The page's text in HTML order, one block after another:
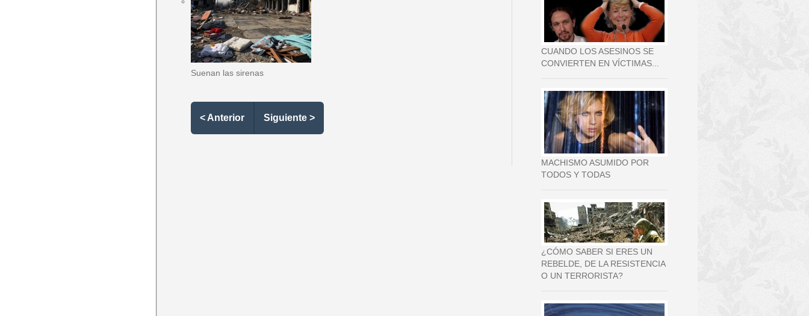
Suenan las sirenas
< Anterior Siguiente >
CUANDO LOS ASESINOS SE
CONVIERTEN EN VÍCTIMAS...
MACHISMO ASUMIDO POR
TODOS Y TODAS
¿CÓMO SABER SI ERES UN
REBELDE, DE LA RESISTENCIA
O UN TERRORISTA?